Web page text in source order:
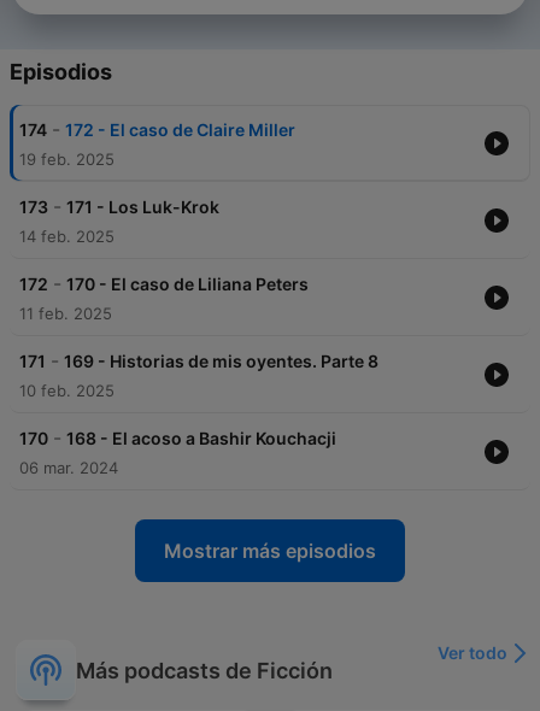
Episodios
174 - 172 - El caso de Claire Miller
19 feb. 2025
173 - 171 - Los Luk-Krok
14 feb. 2025
172 - 170 - El caso de Liliana Peters
11 feb. 2025
171 - 169 - Historias de mis oyentes. Parte 8
10 feb. 2025
170 - 168 - El acoso a Bashir Kouchacji
06 mar. 2024
Mostrar más episodios
Más podcasts de Ficción
Ver todo